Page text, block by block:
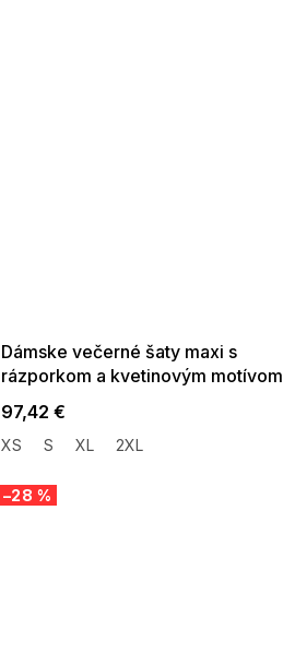
Dámske večerné šaty maxi s
rázporkom a kvetinovým motívom
ruží maslovo žltej
97,42 €
XS S XL 2XL
–28 %